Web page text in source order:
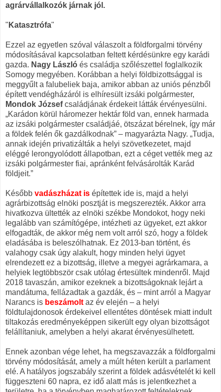
agrárvállalkozók járnak jól.
" Katasztrófa"
Ezzel az egyetlen szóval válaszolt a földforgalmi törvény
módosításával kapcsolatban feltett kérdésünkre egy karádi
gazda. Nagy László és családja szőlészettel foglalkozik
Somogy megyében. Korábban a helyi földbizottsággal is
meggyűlt a falubeliek baja, amikor abban az uniós pénzből
épített vendégházáról is elhíresült izsáki polgármester,
Mondok Józsefcsaládjának érdekeit látták érvényesülni.
„Karádon körül háromezer hektár föld van, ennek harmada
az izsáki polgármester családjáé, ötszázat bérelnek, így már
a földek felén ők gazdálkodnak” – magyarázta Nagy. „Tudja,
annak idején privatizálták a helyi szövetkezetet, majd
eléggé lerongyolódott állapotban, ezt a céget vették meg az
izsáki polgármester fiai, apránként felvásárolták Karád
földjeit.”
Később vadászházat is építettek ide is, majd a helyi
agrárbizottság elnöki posztját is megszerezték. Akkor arra
hivatkozva ültették az elnöki székbe Mondokot, hogy neki
legalább van számítógépe, intézheti az ügyeket, ezt akkor
elfogadták, de akkor még nem volt arról szó, hogy a földek
eladásába is beleszólhatnak. Ez 2013-ban történt, és
valahogy csak úgy alakult, hogy minden helyi ügyet
elrendezett ez a bizottság, illetve a megyei agrárkamara, a
helyiek legtöbbször csak utólag értesültek mindenről. Majd
2018 tavaszán, amikor ezeknek a bizottságoknak lejárt a
mandátuma, fellázadtak a gazdák, és – mint arról a Magyar
Narancs is beszámolt az év elején – a helyi
földtulajdonosok érdekeivel ellentétes döntések miatt indult
tiltakozás eredményeképpen sikerült egy olyan bizottságot
felállítaniuk, amelyben a helyi akarat érvényesülhetett.
Ennek azonban vége lehet, ha megszavazzák a földforgalmi
törvény módosítását, amely a múlt héten került a parlament
elé. A hatályos jogszabály szerint a földek adásvételét ki kell
függeszteni 60 napra, ez idő alatt más is jelentkezhet a